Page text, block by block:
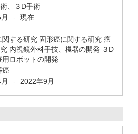
、３D手術
- 現在
関する研究 固形癌に関する研究 癌
内視鏡外科手技、機器の開発 ３D
ロボットの開発
癌
- 2022年9月